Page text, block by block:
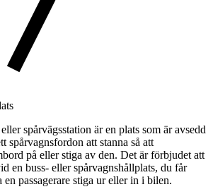
spårvägsstation är en plats som är avsedd
spårvagnsfordon att stanna så att
på eller stiga av den. Det är förbjudet att
en buss- eller spårvagnshållplats, du får
en passagerare stiga ur eller in i bilen.